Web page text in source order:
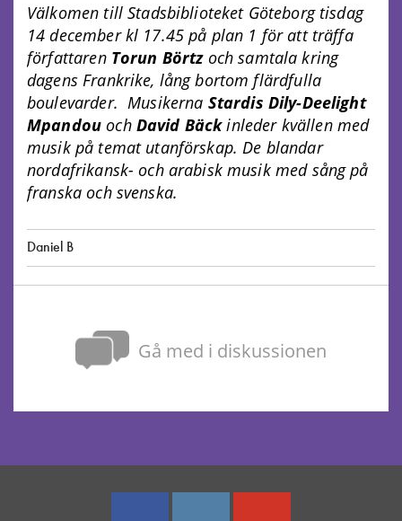
Välkomen till Stadsbiblioteket Göteborg tisdag
14 december kl 17.45 på plan 1 för att träffa
författaren Torun Börtz och samtala kring
dagens Frankrike, lång bortom flärdfulla
boulevarder. Musikerna Stardis Dily-Deelight
Mpandou och David Bäckinleder kvällen med
musik på temat utanförskap. De blandar
nordafrikansk- och arabisk musik med sång på
franska och svenska.
Daniel B
Gå med i diskussionen